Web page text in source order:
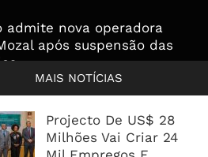
MAIS NOTÍCIAS
Projecto De US$ 28
Milhões Vai Criar 24
admite nova operadora
após suspensão das
Standard Bank pede ao
que “saia do caminho” e
negócios